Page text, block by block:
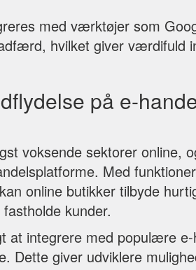
med værktøjer som
hvilket giver værdifuld
på e-
voksende sektorer online,
Med
online butikker tilbyde
kunder.
at integrere med populære
Dette giver udviklere